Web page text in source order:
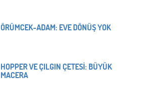
ÖRÜMCEK-ADAM: EVE DÖNÜŞ YOK
HOPPER VE ÇILGIN ÇETESİ: BÜYÜK
MACERA